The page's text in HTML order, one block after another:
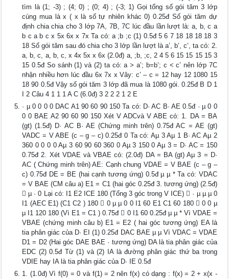
tìm là (1; -3) ; (4; 0) ; (0; 4) ; (-3; 1) Gọi tổng số gói tăm 3 lớp
cùng mua là x ( x là số tự nhiên khác 0) 0.25đ Số gói tăm dự
định chia chia cho 3 lớp 7A, 7B, 7C lúc đầu lần lượt là: a, b, c a
b c a b c x 5x 6x x 7x Ta có: a ;b ;c (1) 0.5đ 5 6 7 18 18 18 18 3
18 Số gói tăm sau đó chia cho 3 lớp lần lượt là a’, b’, c’, ta có: 2.
a, b, c, a, b, c, x 4x 5x x 6x (2.0đ) a, ;b, ;c, 2 4 5 6 15 15 15 15 3
15 0.5đ So sánh (1) và (2) ta có: a > a’; b=b’; c < c’ nên lớp 7C
nhận nhiều hơn lúc đầu 6x 7x x Vây: c’ – c = 12 hay 12 1080 15
18 90 0.5đ Vậy số gói tăm 3 lớp đã mua là 1080 gói. 0.25đ B D 1
I 2 Câu 4 1 1 1 A C (6.0đ) 3 2 2 2 1 2 E
· µ 0 0 0 0 DAC A1 90 60 90 150 Ta có: D· AC B· AE 0.5đ · µ 0 0
0 0 BAE A2 90 60 90 150 Xét V ADCvà V ABE có: 1. DA = BA
(gt) (1.5đ) D· AC B· AE (Chứng minh trên) 0.75đ AC = AE (gt)
VADC = V ABE (c – g – c) 0.25đ 0 Ta có: Aµ 3 Aµ 1 B· AC Aµ 2
360 0 0 0 0 Aµ 3 60 90 60 360 0 Aµ 3 150 0 Aµ 3 = D· AC = 150
0.75đ 2. Xét VDAE và VBAE có: (2.0đ) DA = BA (gt) Aµ 3 = D·
AC ( Chứng minh trên) AE: Cạnh chung VDAE = V BAE (c – g –
c) 0.75đ DE = BE (hai cạnh tương ứng) 0.5đ µ µ * Ta có: VDAC
= V BAE (CM câu a) E1 = C1 (hai góc 0.25đ 3. tương ứng) (2.5đ)
 µ · 0 Lại có: I1 E2 ICE 180 (Tổng 3 góc trong V ICE)  · µ µ µ 0
I1 (AEC E1) (C1 C2 ) 180  0 µ µ 0 0 I1 60 E1 C1 60 180  0 0 µ
µ I1 120 180 (Vì E1 = C1 ) 0.75đ  0 I1 60 0.25đ µ µ * Vì VDAE =
VBAE (chứng minh câu b) E1 = E2 ( hai góc tương ứng) EA là
tia phân giác của D· EI (1) 0.25đ DAC BAE µ µ Vì VDAC = VDAE
D1 = D2 (Hai góc DAE BAE · tương ứng) DA là tia phân giác của
EDC (2) 0.5đ Từ (1) và (2) IA là đường phân giác thứ ba trong
VDIE hay IA là tia phân giác của D· IE 0.5đ
1. (1.0đ) Vì f(0) = 0 và f(1) = 2 nên f(x) có dạng : f(x) = 2 + x(x -